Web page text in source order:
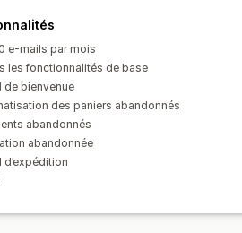
e-mails par mois
les fonctionnalités de base
de bienvenue
des paniers abandonnés
abandonnés
abandonnée
d’expédition